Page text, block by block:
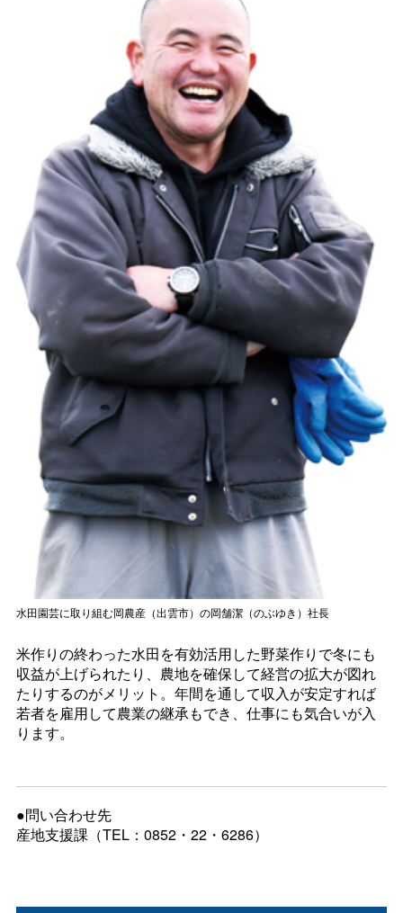
水田園芸に取り組む岡農産（出雲市）の岡舗潔（のぶゆき）社長
米作りの終わった水田を有効活用した野菜作りで冬にも
収益が上げられたり、農地を確保して経営の拡大が図れ
たりするのがメリット。年間を通して収入が安定すれば
若者を雇用して農業の継承もでき、仕事にも気合いが入
ります。
●問い合わせ先
産地支援課（TEL：0852・22・6286）